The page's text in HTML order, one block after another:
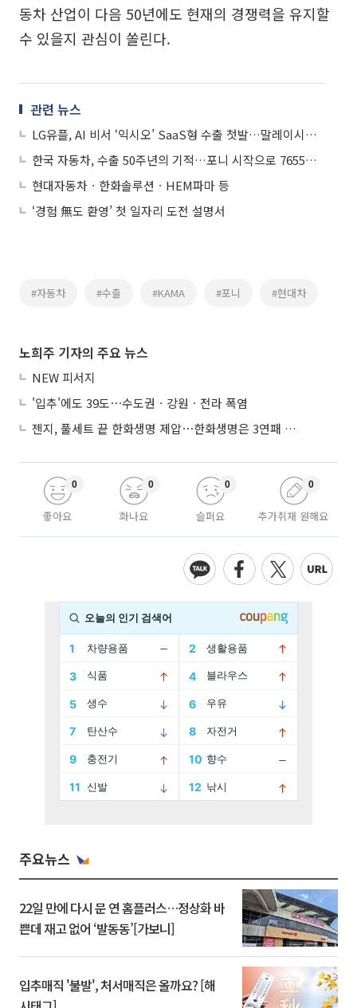
동차 산업이 다음 50년에도 현재의 경쟁력을 유지할
수 있을지 관심이 쏠린다.
관련 뉴스
LG유플, AI 비서 ‘익시오’ SaaS형 수출 첫발…말레이시아 통신사와 상용화 논의
한국 자동차, 수출 50주년의 기적…포니 시작으로 7655만대 ‘금자탑’
현대자동차ㆍ한화솔루션ㆍHEM파마 등
‘경험 無도 환영’ 첫 일자리 도전 설명서
#자동차 #수출 #KAMA #포니 #현대차
노희주 기자의 주요 뉴스
NEW 피서지
'입추'에도 39도⋯수도권ㆍ강원ㆍ전라 폭염
젠지, 풀세트 끝 한화생명 제압⋯한화생명은 3연패 수렁
좋아요
0
화나요
0
슬퍼요
0
추가취재 원해요
0
주요뉴스
22일 만에 다시 문 연 홈플러스…정상화 바
쁜데 재고 없어 ‘발동동’[가보니]
입추매직 '불발', 처서매직은 올까요? [해